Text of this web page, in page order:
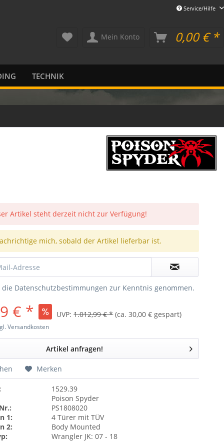
Service/Hilfe
Mein Konto 0,00 € *
TECHNIK
Artikel steht derzeit nicht zur Verfügung!
mich, sobald der Artikel lieferbar ist.
die Datenschutzbestimmungen zur Kenntnis genommen.
€ * UVP:1.012,99 € *(ca. 30,00 € gespart)
Versandkosten
Artikel anfragen!
Merken
1529.39
Poison Spyder
PS1808020
1:
4 Türer mit TÜV
2:
Body Mounted
Wrangler JK: 07 - 18